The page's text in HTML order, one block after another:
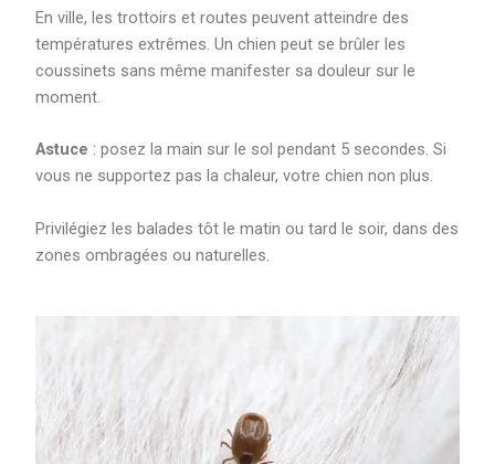
En ville, les trottoirs et routes peuvent atteindre des
températures extrêmes. Un chien peut se brûler les
coussinets sans même manifester sa douleur sur le
moment.
Astuce : posez la main sur le sol pendant 5 secondes. Si
vous ne supportez pas la chaleur, votre chien non plus.
Privilégiez les balades tôt le matin ou tard le soir, dans des
zones ombragées ou naturelles.